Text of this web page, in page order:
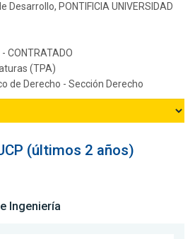
PONTIFICIA UNIVERSIDAD
CONTRATADO
(TPA)
de Derecho - Sección Derecho
(últimos 2 años)
Ingeniería